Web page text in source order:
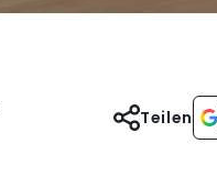
Teilen